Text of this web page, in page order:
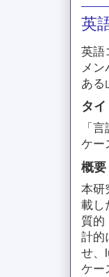
英
英語
メ
ある
タ
「
ケー
概要
本研
載し
質的
計的
せ、
ケー